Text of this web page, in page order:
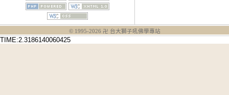
© 1995-2026 卍 台大獅子吼佛學專站
TIME:2.3186140060425